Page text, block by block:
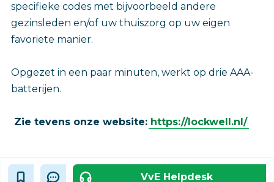
specifieke codes met bijvoorbeeld andere
gezinsleden en/of uw thuiszorg op uw eigen
favoriete manier.
Opgezet in een paar minuten, werkt op drie AAA-
batterijen.
Zie tevens onze website: https://lockwell.nl/
VvE Helpdesk